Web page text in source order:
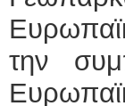
την